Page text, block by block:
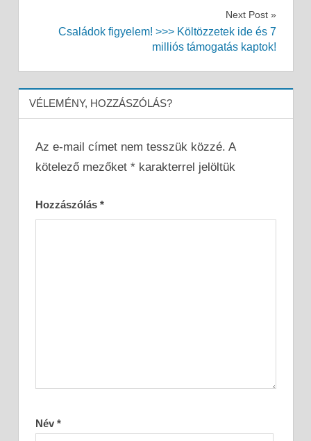
Next Post
Családok figyelem! >>> Költözzetek ide és 7
milliós támogatás kaptok!
VÉLEMÉNY, HOZZÁSZÓLÁS?
Az e-mail címet nem tesszük közzé. A
kötelező mezőket *karakterrel jelöltük
Hozzászólás *
Név *